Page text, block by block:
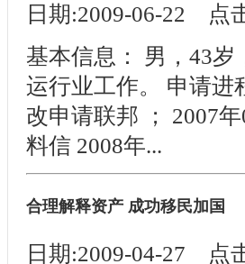
日期:2009-06-22 点
基本信息： 男，43
运行业工作。 申请进
改申请联邦 ； 2007
料信 2008年...
合理解释资产 成功移民加国
日期:2009-04-27 点